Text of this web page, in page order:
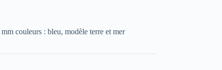
couleurs : bleu, modèle terre et mer